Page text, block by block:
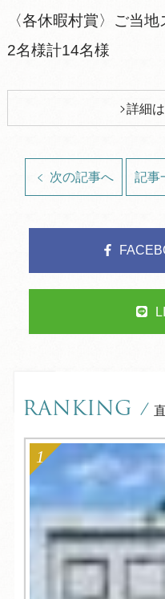
〈各休暇村賞〉ご当
2名様計14名様
詳細
次の記事へ 記事
RANKING /